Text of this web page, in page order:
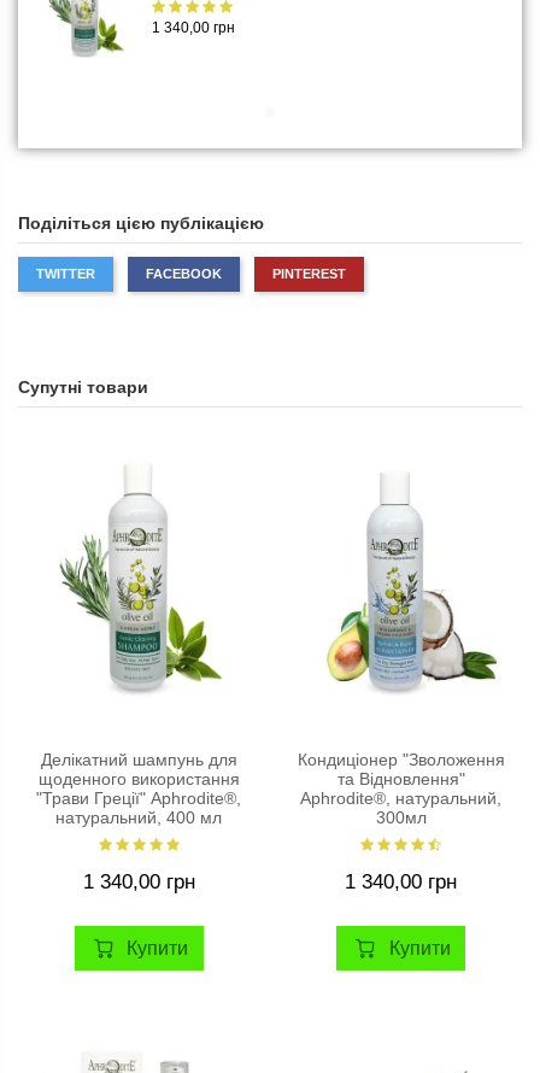
1 340,00 грн
Поділіться цією публікацією
TWITTER FACEBOOK PINTEREST
Супутні товари
Делікатний шампунь для
щоденного використання
"Трави Греції" Aphrodite®,
натуральний, 400 мл
1 340,00 грн
Купити
Кондиціонер "Зволоження
та Відновлення"
Aphrodite®, натуральний,
300мл
1 340,00 грн
Купити